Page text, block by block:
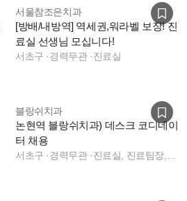
서울참조은치과
[방배/내방역] 역세권,워라벨 보장! 진
료실 선생님 모십니다!
서초구 ·경력무관·진료실
블랑쉬치과
논현역 블랑쉬치과) 데스크 코디네이
터 채용
서초구 ·경력무관·